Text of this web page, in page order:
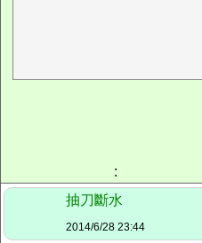
:
抽刀斷水
2014/6/28 23:44